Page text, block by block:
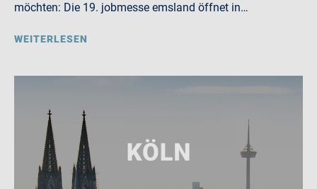
möchten: Die 19. jobmesse emsland öffnet in…
WEITERLESEN